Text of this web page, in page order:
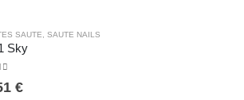
SAUTE SAUTE NAILS
Sky
€